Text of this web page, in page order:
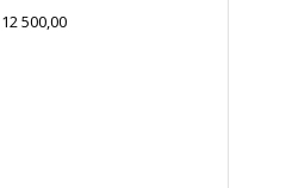
12 500,00